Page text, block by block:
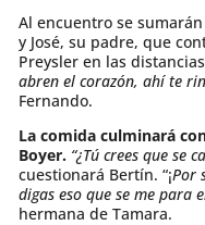
Al encuentro se
y José, su padre, que
Preysler en las
abren el corazón, ahí te
Fernando.
La comida culminará
Boyer. “¿Tú crees que se
cuestionará Bertín. “¡Por
digas eso que se me para
hermana de Tamara.